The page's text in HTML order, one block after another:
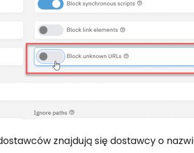
znajdują się dostawcy o